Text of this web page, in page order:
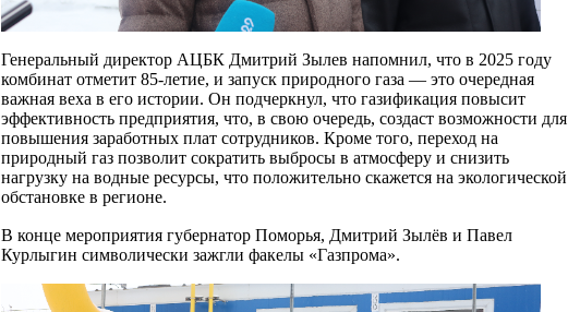
Генеральный директор АЦБК Дмитрий Зылев напомнил, что в 2025 году
комбинат отметит 85-летие, и запуск природного газа — это очередная
важная веха в его истории. Он подчеркнул, что газификация повысит
эффективность предприятия, что, в свою очередь, создаст возможности для
повышения заработных плат сотрудников. Кроме того, переход на
природный газ позволит сократить выбросы в атмосферу и снизить
нагрузку на водные ресурсы, что положительно скажется на экологической
обстановке в регионе.
В конце мероприятия губернатор Поморья, Дмитрий Зылёв и Павел
Курлыгин символически зажгли факелы «Газпрома».